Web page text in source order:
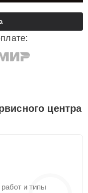
центра
и типы